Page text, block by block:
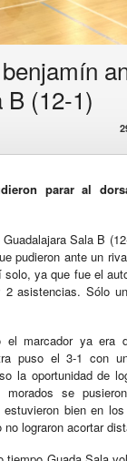
B (12-1)
parar al
Sala B
pudieron ante un
ya que fue el
asistencias. Sólo
marcador ya era
puso el 3-1 con
la oportunidad de
se
bien en
lograron acortar